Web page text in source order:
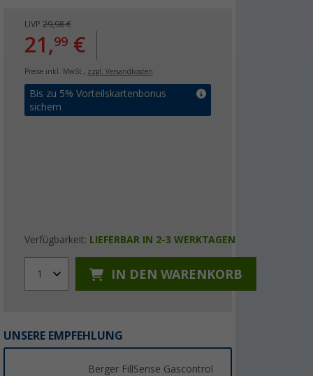
UVP 29,98 €
21,99 €
Preise inkl. MwSt., zzgl. Versandkosten
Bis zu 5% Vorteilskartenbonus
sichern
Verfügbarkeit: LIEFERBAR IN 2-3 WERKTAGEN
1 IN DEN WARENKORB
UNSERE EMPFEHLUNG
Berger FillSense Gascontrol